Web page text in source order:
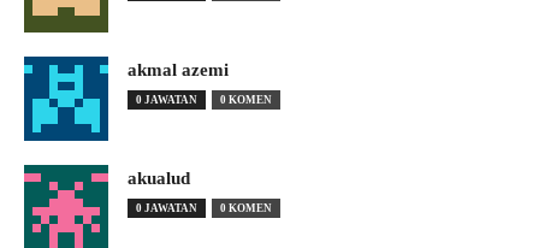
akmal azemi
0 JAWATAN 0 KOMEN
akualud
0 JAWATAN 0 KOMEN